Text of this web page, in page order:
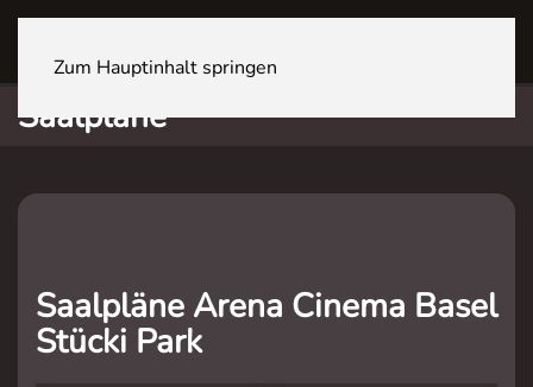
Zum Hauptinhalt springen
Saalpläne
Saalpläne Arena Cinema Basel
Stücki Park